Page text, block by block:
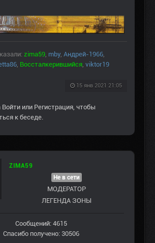
zima59 mby Андрей-1966
Воссталкерившийся viktor19
15 янв 2021 21:05
Войти или Регистрация , чтобы
к беседе.
ZIMA59
Не в сети
МОДЕРАТОР
ЛЕГЕНДА ЗОНЫ
Сообщений: 4615
Спасибо получено: 30506